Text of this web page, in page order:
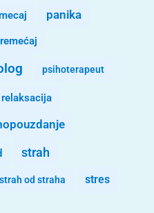
panika
psihoterapeut
relaksacija
strah
strah od straha stres